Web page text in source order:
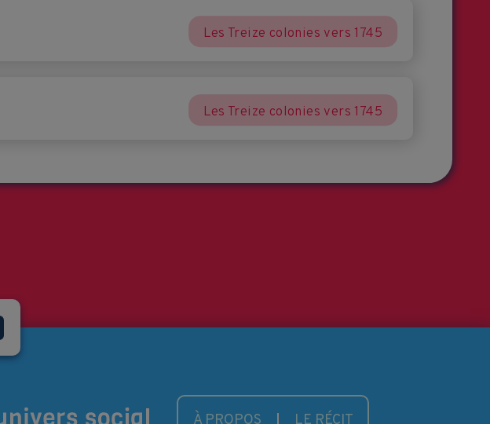
Les Treize colonies vers 1745
Les Treize colonies vers 1745